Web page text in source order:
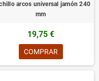
arcos universal jamón 240
mm
19,75 €
COMPRAR